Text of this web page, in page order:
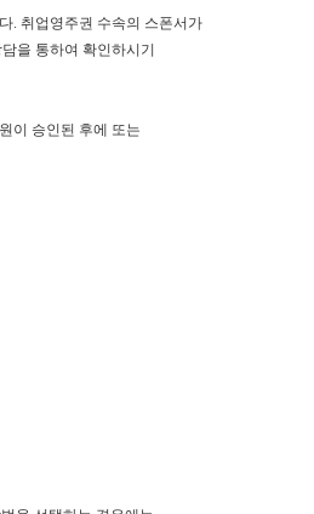
. 취업영주권 수속의 스폰서가
을 통하여 확인하시기
이 승인된 후에 또는